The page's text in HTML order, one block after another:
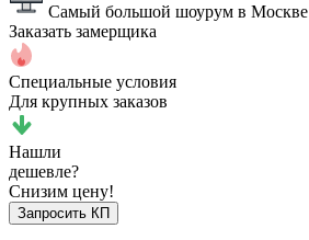
Самый большой шоурум в Москве
Заказать замерщика
Специальные условия
Для крупных заказов
Нашли
дешевле?
Снизим цену!
Запросить КП